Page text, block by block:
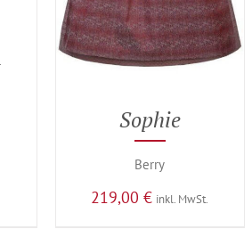
Sophie
Berry
219,00€ inkl. MwSt.